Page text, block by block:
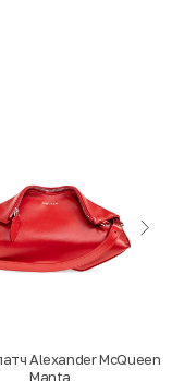
Alexander McQueen
Manta